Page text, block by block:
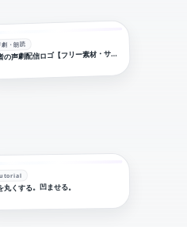
劇・朗読
者の声劇配信ロゴ【フリー素材・サムネ素材】
丸くする。凹ませる。